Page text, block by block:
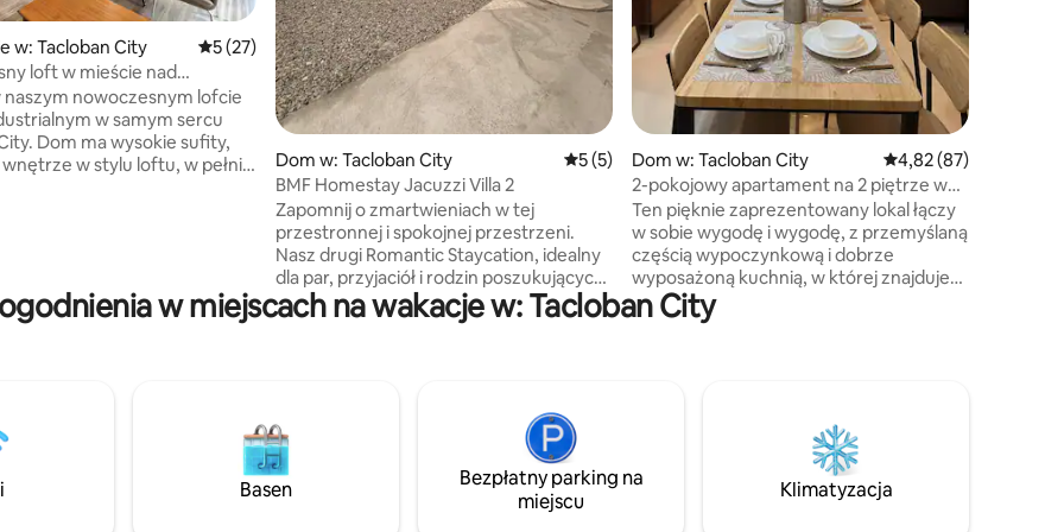
w: Tacloban City Średnia ocena: 5 na 5, liczba recenzji: 27
5 (27)
loft w mieście nad
nowoczesnym lofcie
w samym sercu
Dom ma wysokie sufity,
w stylu loftu, w pełni
i skorzystać z obsługi
w godzinach otwarcia
Dom w: Tacloban City Średnia ocena: 5 na 5, liczba recenzji: 5
5 (5)
BMF Homestay Jacuzzi Villa 2
Zapomnij o zmartwieniach w tej
przestronnej i spokojnej przestrzeni.
Nasz drugi Romantic Staycation, idealny
dla par, przyjaciół i rodzin poszukujących
wyjątkowego pobytu z wanną jacuzzi.
Duży parking, przestronny teren
i 2 łazienki z kompletnym podstawowym
wyposażeniem oraz urządzeniami
i w pełni wyposażoną kuchnią. Jest
uznawany za najbardziej romantyczny
dom wakacyjny ze względu na
Dom w: Tacloban City Średnia ocena: 4,82
4,82 (87)
2-pokojowy apartament na 2 piętrze w
pobliżu Robinsons Marasbaras
Ten pięknie zaprezentowany lokal łączy
w sobie wygodę i wygodę, z przemyślaną
częścią wypoczynkową i dobrze
wyposażoną kuchnią, w której znajduje
się mini-lodówka, kuchenka ryżowa i
kompletny zestaw przyborów
i szpitala Ace oraz doskonałych połączeń
komunikacyjnych. Idealne dla każdej
rodziny/turystów/przyjaciół szukających
czystego i spokojnego zakwaterowania
w miejscach na wakacje w: Tacloban City
Basen
Bezpłatny parking na
miejscu
Klimatyzacja